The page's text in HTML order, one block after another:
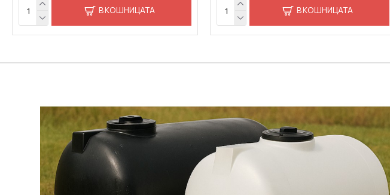
В КОШНИЦАТА В КОШНИЦАТА